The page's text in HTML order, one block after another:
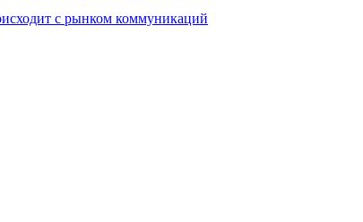
с рынком коммуникаций